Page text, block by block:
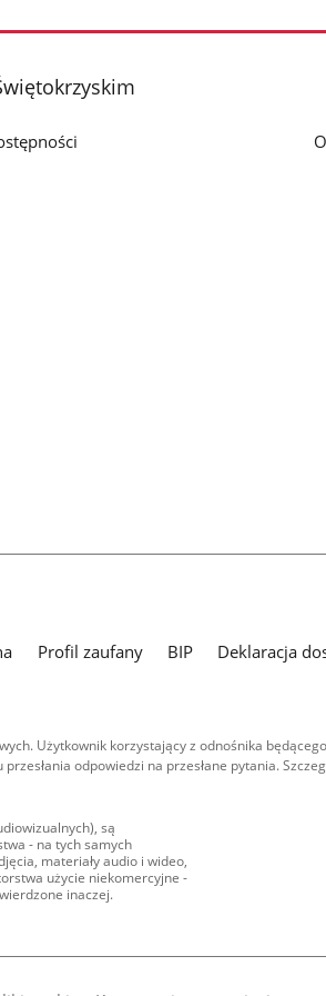
Profil zaufany BIP
Deklaracja
Użytkownik korzystający z odnośnika
odpowiedzi na przesłane pytania.
są
- na tych samych
materiały audio i wideo,
użycie niekomercyjne -
inaczej.